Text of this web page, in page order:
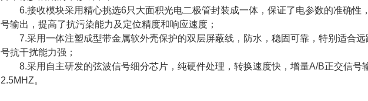
6.接收模块采用精心挑选6只大面积光电二极管封装成一体，保证了电参数的准确性
号输出，提高了抗污染能力及定位精度和响应速度；
7.采用一体注塑成型带金属软外壳保护的双层屏蔽线，防水，稳固可靠，特别适合远
号抗干扰能力强；
8.采用自主研发的弦波信号细分芯片，纯硬件处理，转换速度快，增量A/B正交信号
2.5MHZ。